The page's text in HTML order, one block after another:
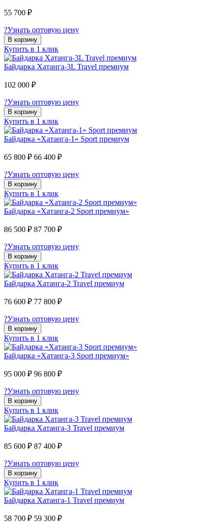
55 700 ₽
?Узнать оптовую цену
В корзину
Купить в 1 клик
Байдарка Хатанга-3L Travel премиум
102 000 ₽
?Узнать оптовую цену
В корзину
Купить в 1 клик
Байдарка «Хатанга-1» Sport премиум
65 800 ₽ 66 400 ₽
?Узнать оптовую цену
В корзину
Купить в 1 клик
Байдарка «Хатанга-2 Sport премиум»
86 500 ₽ 87 700 ₽
?Узнать оптовую цену
В корзину
Купить в 1 клик
Байдарка Хатанга-2 Travel премиум
76 600 ₽ 77 800 ₽
?Узнать оптовую цену
В корзину
Купить в 1 клик
Байдарка «Хатанга-3 Sport премиум»
95 000 ₽ 96 800 ₽
?Узнать оптовую цену
В корзину
Купить в 1 клик
Байдарка Хатанга-3 Travel премиум
85 600 ₽ 87 400 ₽
?Узнать оптовую цену
В корзину
Купить в 1 клик
Байдарка Хатанга-1 Travel премиум
58 700 ₽ 59 300 ₽